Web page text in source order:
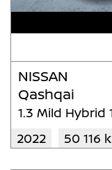
NISSAN
Qashqai
1.3 Mild Hybrid
2022
50 116